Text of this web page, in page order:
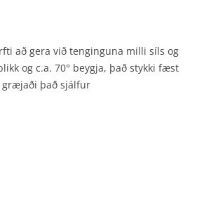
að gera við tenginguna milli síls og
og c.a. 70° beygja, það stykki fæst
græjaði það sjálfur